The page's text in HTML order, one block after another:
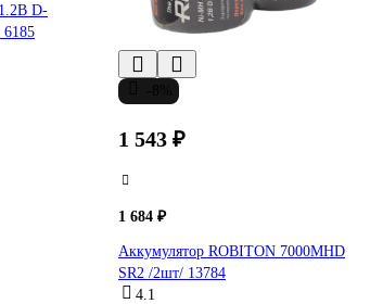
D-
1 543 ₽
1 684 ₽
Аккумулятор ROBITON 7000MHD
SR2 /2шт/ 13784
4.1